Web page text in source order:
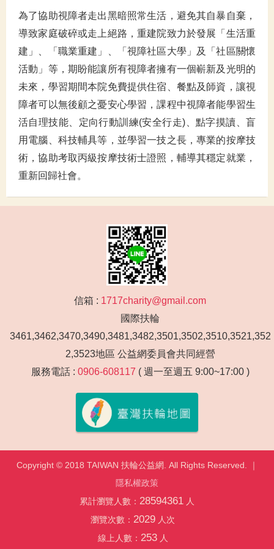
為了協助視障者走出黑暗照常生活，避免其自暴自棄，
導致家庭破碎或走上絕路，重建院致力於發展「生活重
建」、「職業重建」、「視障社區大學」及「社區關懷
活動」等，期盼能讓所有視障者擁有一個嶄新及光明的
未來，學習期間本院免費提供住宿、餐點及師資，讓視
障者可以無後顧之憂安心學習，課程中視障者能學習生
活自理技能、定向行動訓練(安全行走)、點字摸讀、盲
用電腦、科技輔具等，並學習一技之長，專業的按摩技
術，協助考取丙級按摩技術士證照，輔導其穩定就業，
重新回歸社會。
信箱 : 1717charity@gmail.com
國際扶輪
3461,3462,3470,3490,3481,3482,3501,3502,3510,3521,352
2,3523地區 公益網委員會共同經營
服務電話 : 0906-608117 ( 週一至週五 9:00~17:00 )
Copyright © 2018 TAIWAN 扶輪公益網. All Rights Reserved. ｜
隱私權政策
累計瀏覽人數： 28594361 人
瀏覽次數： 2029 人次
線上人數： 253人